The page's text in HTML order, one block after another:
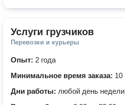
Услуги грузчиков
Перевозки и курьеры
Опыт: 2 года
Минимальное время заказа: 10
Дни работы: любой день недели